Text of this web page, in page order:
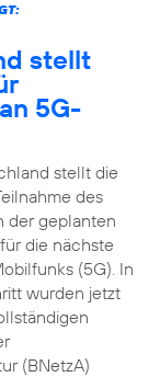
stellt
5G-
stellt die
des
der geplanten
die nächste
(5G). In
wurden jetzt
(BNetzA)